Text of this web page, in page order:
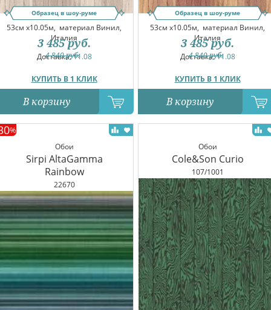
Образец в шоу-руме
53см x10.05м, материал Винил,
Италия
Доставка:11.08
КУПИТЬ В 1 КЛИК
4 840руб.
3 485 руб.
В корзину
Образец в шоу-руме
53см x10.05м, материал Винил,
Италия
Доставка:11.08
КУПИТЬ В 1 КЛИК
4 840руб.
3 485 руб.
В корзину
Обои
Sirpi AltaGamma
Rainbow
22670
%
Обои
Cole&Son Curio
107/1001